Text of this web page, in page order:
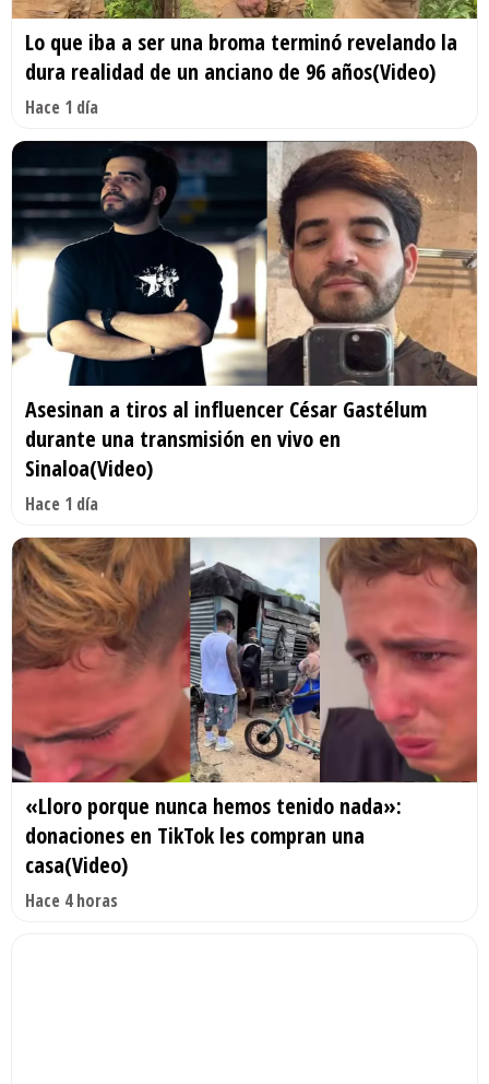
Lo que iba a ser una broma terminó revelando la
dura realidad de un anciano de 96 años(Video)
Hace 1 día
Asesinan a tiros al influencer César Gastélum
durante una transmisión en vivo en
Sinaloa(Video)
Hace 1 día
«Lloro porque nunca hemos tenido nada»:
donaciones en TikTok les compran una
casa(Video)
Hace 4 horas